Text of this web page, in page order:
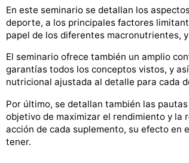
En este seminario se detallan los
deporte, a los principales factores
papel de los diferentes macronutrientes,
El seminario ofrece también un amplio
garantías todos los conceptos vistos, y
nutricional ajustada al detalle para cada
Por último, se detallan también las
objetivo de maximizar el rendimiento y la
acción de cada suplemento, su efecto en
tener.